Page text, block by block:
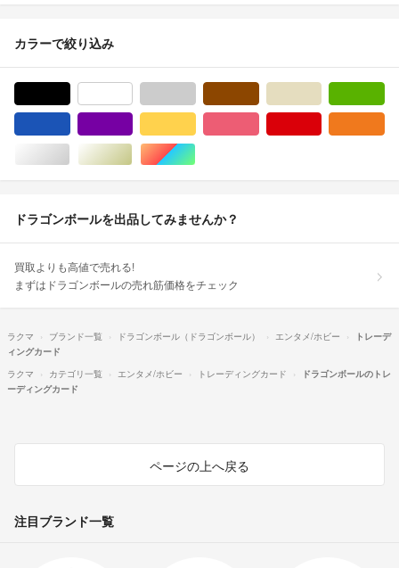
カラーで絞り込み
シルバー/銀色系ゴールド/金色系マルチカラー
ドラゴンボールを出品してみませんか？
買取よりも高値で売れる!
まずはドラゴンボールの売れ筋価格をチェック
ラクマ ブランド一覧 ドラゴンボール（ドラゴンボール） エンタメ/ホビー
トレーデ
ィングカード
ラクマ
カテゴリ一覧 エンタメ/ホビー トレーディングカード
ドラゴンボールのトレ
ーディングカード
ページの上へ戻る
注目ブランド一覧